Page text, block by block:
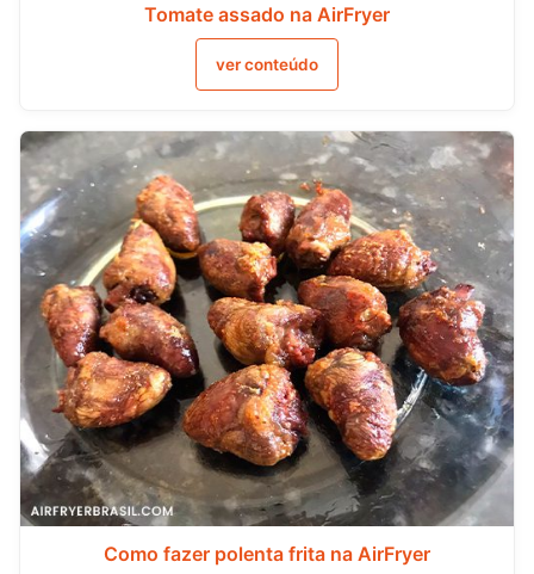
Tomate assado na AirFryer
ver conteúdo
Como fazer polenta frita na AirFryer